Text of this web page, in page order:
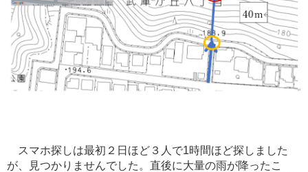
スマホ探しは最初２日ほど３人で1時間ほど探しました
が、見つかりませんでした。直後に大量の雨が降ったこ